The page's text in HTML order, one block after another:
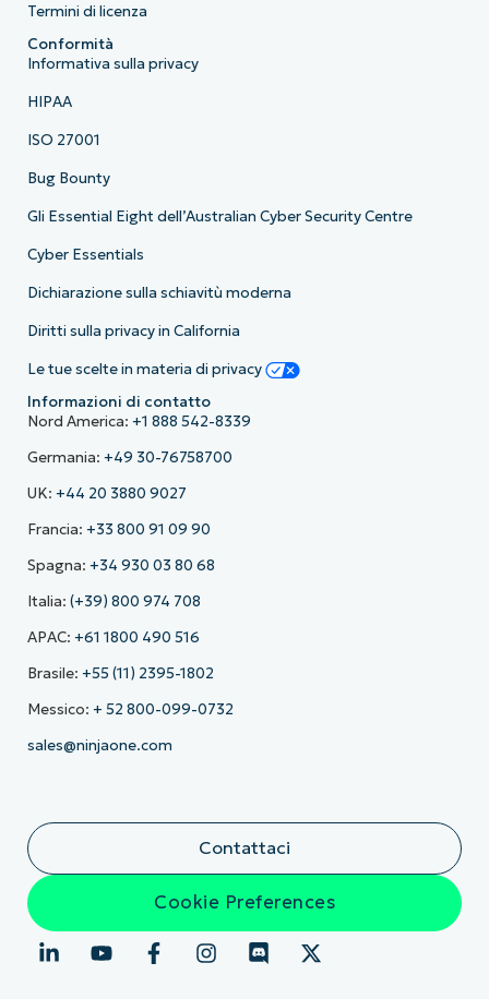
Termini di licenza
Conformità
Informativa sulla privacy
HIPAA
ISO 27001
Bug Bounty
Gli Essential Eight dell’Australian Cyber Security Centre
Cyber Essentials
Dichiarazione sulla schiavitù moderna
Diritti sulla privacy in California
Le tue scelte in materia di privacy
Informazioni di contatto
Nord America: +1 888 542-8339
Germania: +49 30-76758700
UK: +44 20 3880 9027
Francia: +33 800 91 09 90
Spagna: +34 930 03 80 68
Italia: (+39) 800 974 708
APAC: +61 1800 490 516
Brasile: +55 (11) 2395-1802
Messico: + 52 800-099-0732
sales@ninjaone.com
Contattaci
Cookie Preferences